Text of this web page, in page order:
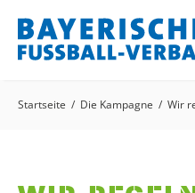
Startseite Die Kampagne Wir